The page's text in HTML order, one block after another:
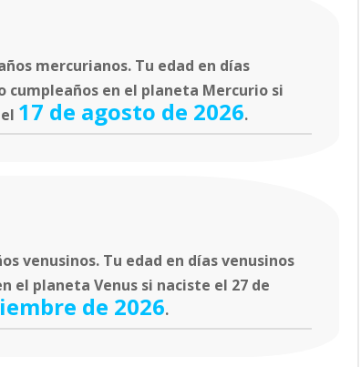
mercurianos. Tu edad en días
cumpleaños en el planeta Mercurio si
17 de agosto de 2026.
venusinos. Tu edad en días venusinos
el planeta Venus si naciste el 27 de
de 2026.